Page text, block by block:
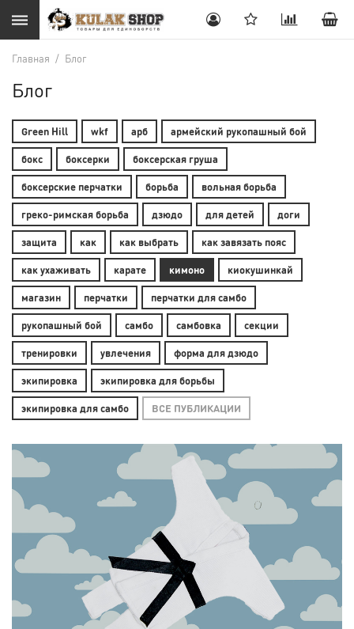
Главная / Блог
Блог
Green Hill wkf арб армейский рукопашный бой
бокс боксерки боксерская груша
боксерские перчатки борьба вольная борьба
греко-римская борьба дзюдо для детей доги
защита как как выбрать как завязать пояс
как ухаживать карате кимоно киокушинкай
магазин перчатки перчатки для самбо
рукопашный бой самбо самбовка секции
тренировки увлечения форма для дзюдо
экипировка экипировка для борьбы
экипировка для самбо ВСЕ ПУБЛИКАЦИИ